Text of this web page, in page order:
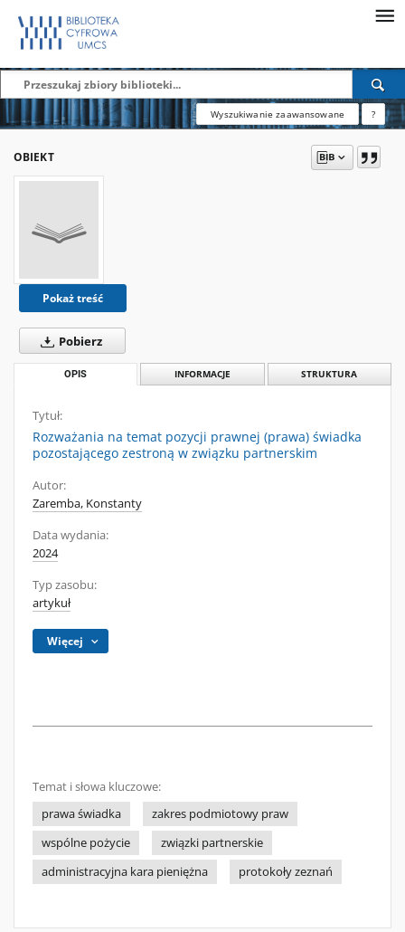
Wyszukiwanie zaawansowane ?
OBIEKT
Pokaż treść
Pobierz
OPIS INFORMACJE STRUKTURA
Tytuł:
Rozważania na temat pozycji prawnej (prawa) świadka
pozostającego zestroną w związku partnerskim
Autor:
Zaremba, Konstanty
Data wydania:
2024
Typ zasobu:
artykuł
Więcej
Temat i słowa kluczowe:
prawa świadka
zakres podmiotowy praw
wspólne pożycie
związki partnerskie
administracyjna kara pieniężna
protokoły zeznań